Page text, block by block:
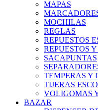
MAPAS
MOCHILAS
REGLAS
REPUESTOS
REPUESTOS
SACAPUNTAS
TEMPERAS Y
TIJERAS
VOLIGOMAS
BAZAR